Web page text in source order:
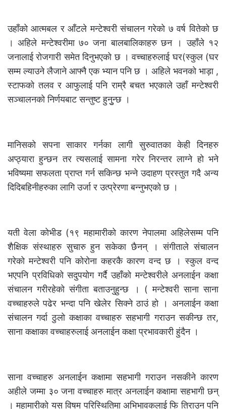
उहाँको आत्मबल र आँटले मन्टेश्वरी संचालन गरेको ७ वर्ष वितेको छ
। अहिले मन्टेश्वरीमा ७० जना बालबालिकाहरु छन । उहाँले १२
जनालाई रोजगारी समेत दिनुभएको छ । वच्चाहरुलाई घर(स्कुल (घर
सम्म ल्याउने लैजाने आफ्नै एक भ्यान पनि छ । अहिले भवनको भाड़ा ,
स्टाफको तलव र आफुलाई पनि राम्रै बचत भएकाले उहाँ मन्टेश्वरी
सञ्चालनको निर्णयबाट सन्तुष्ट हुनुुन्छ ।
मानिसको सपना साकार गर्नका लागी सुरुवातका केही दिनहरु
अप्ठ्यारा हुन्छन तर त्यसलाई सामना गरेर निरन्तर लाग्ने हो भने
भविष्यमा सफलता प्राप्त गर्न सकिन्छ भन्ने उदाहण प्रस्तुत गदै अन्य
दिदिबहिनीहरुका लागि उर्जा र उत्प्रेरणा बन्नुभएको छ ।
यती वेला कोभीड (१९ महामारीको कारण नेपालमा अहिलेसम्म पनि
शैक्षिक संस्थाहरु सुचारु हुन सकेका छैनन् । संगीताले संचालन
गरेको मन्टेश्वरी पनि कोरोना कहरकै कारण वन्द छ । स्कुल वन्द
भएपनि प्रविधिको सदुपयोग गर्दै उहाँको मन्टेश्वरीले अनलाईन कक्षा
संचालन गरीरहेको संगीता बताउनुहुन्छ । ( मन्टेश्वरी साना साना
वच्चाहरुले पढेर भन्दा पनि खेलेर सिक्ने ठाउं हो । अनलाईन कक्षा
संचालन गर्दा ठुलो कक्षाका वच्चाहरु सहभागी गराउन सकीन्छ तर,
साना कक्षाका वच्चाहरुलाई अनलाईन कक्षा प्रभावकारी हुंदैन ।
साना वच्चाहरु अनलाईन कक्षामा सहभागी गराउन नसकीने कारण
अहीले जम्मा ३० जना वच्चाहरु मात्र अनलाईन कक्षामा सहभागी छन्
। महामारीको यस विषम परिस्थितिमा अभिभावकलाई फि तिराउन पनि